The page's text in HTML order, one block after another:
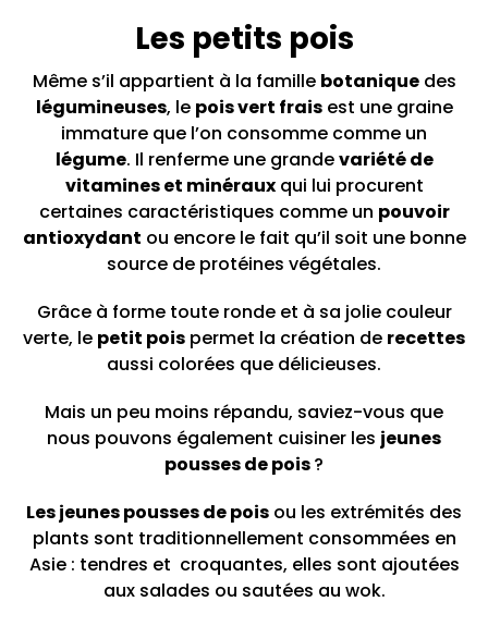
Les petits pois
Même s’il appartient à la famille botaniquedes
légumineuses, le pois vert fraisest une graine
immature que l’on consomme comme un
légume. Il renferme une grandevariété de
vitamines et minérauxqui lui procurent
certaines caractéristiques comme un pouvoir
antioxydant ou encore le fait qu’il soit une bonne
source de protéines végétales.
Grâce à forme toute ronde et à sa jolie couleur
verte, le petit pois permet la création de recettes
aussi colorées que délicieuses.
Mais un peu moins répandu, saviez-vous que
nous pouvons également cuisiner les jeunes
pousses de pois?
Les jeunes pousses de pois ou les extrémités des
plants sont traditionnellement consommées en
Asie : tendres et croquantes, elles sont ajoutées
aux salades ou sautées au wok.